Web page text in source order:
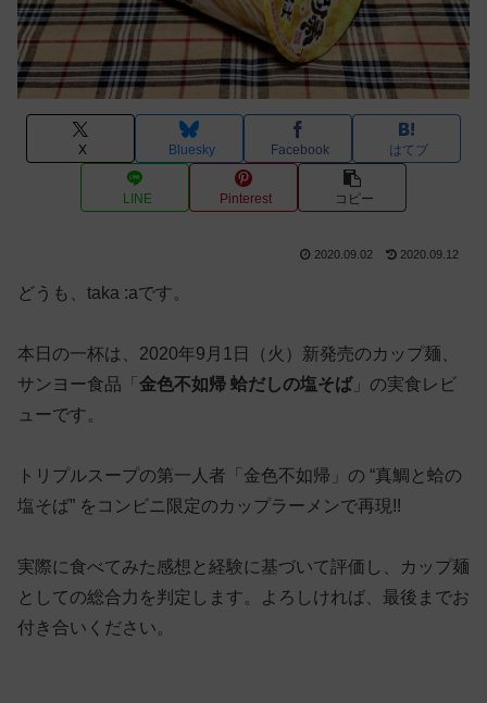
X Bluesky Facebook はてブ
LINE Pinterest コピー
2020.09.02 2020.09.12
どうも、taka :aです。
本日の一杯は、2020年9月1日（火）新発売のカップ麺、
サンヨー食品「 金色不如帰 蛤だしの塩そば」の実食レビ
ューです。
トリプルスープの第一人者「金色不如帰」の “真鯛と蛤の
塩そば” をコンビニ限定のカップラーメンで再現!!
実際に食べてみた感想と経験に基づいて評価し、カップ麺
としての総合力を判定します。よろしければ、最後までお
付き合いください。